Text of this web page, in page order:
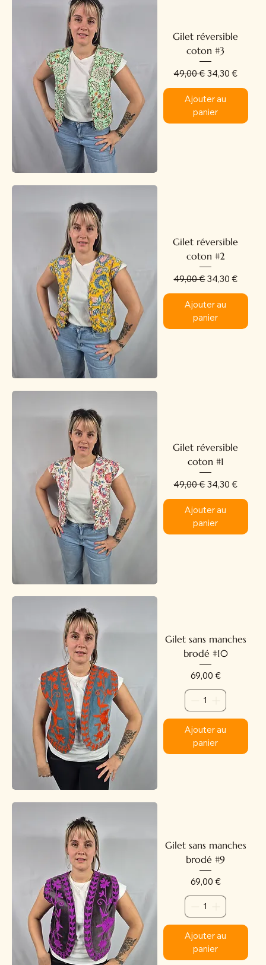
Gilet réversible
coton #3
Prix original
49,00 €Prix
34,30 €
Ajouter au
panier
Gilet réversible
coton #2
Prix original
49,00 €Prix
34,30 €
Ajouter au
panier
Gilet réversible
coton #1
Prix original
49,00 €Prix
34,30 €
Ajouter au
panier
Gilet sans manches
brodé #10
Prix
69,00 €
Ajouter au
panier
Gilet sans manches
brodé #9
Prix
69,00 €
Ajouter au
panier